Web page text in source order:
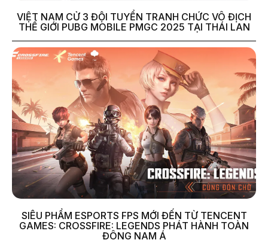
VIỆT NAM CỬ 3 ĐỘI TUYỂN TRANH CHỨC VÔ ĐỊCH
THẾ GIỚI PUBG MOBILE PMGC 2025 TẠI THÁI LAN
SIÊU PHẨM ESPORTS FPS MỚI ĐẾN TỪ TENCENT
GAMES: CROSSFIRE: LEGENDS PHÁT HÀNH TOÀN
ĐÔNG NAM Á